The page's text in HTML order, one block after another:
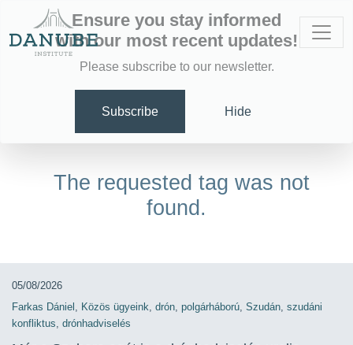
Ensure you stay informed
with our most recent updates!
Please subscribe to our newsletter.
Subscribe Hide
The requested tag was not
found.
05/08/2026
Farkas Dániel , Közös ügyeink, drón, polgárháború, Szudán, szudáni
konfliktus, drónhadviselés